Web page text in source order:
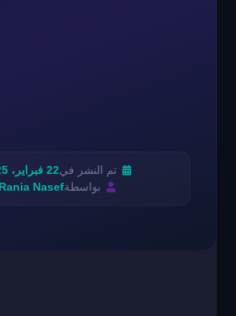
تم النشر في22 فبراير، 2025
بواسطةRania Nasef